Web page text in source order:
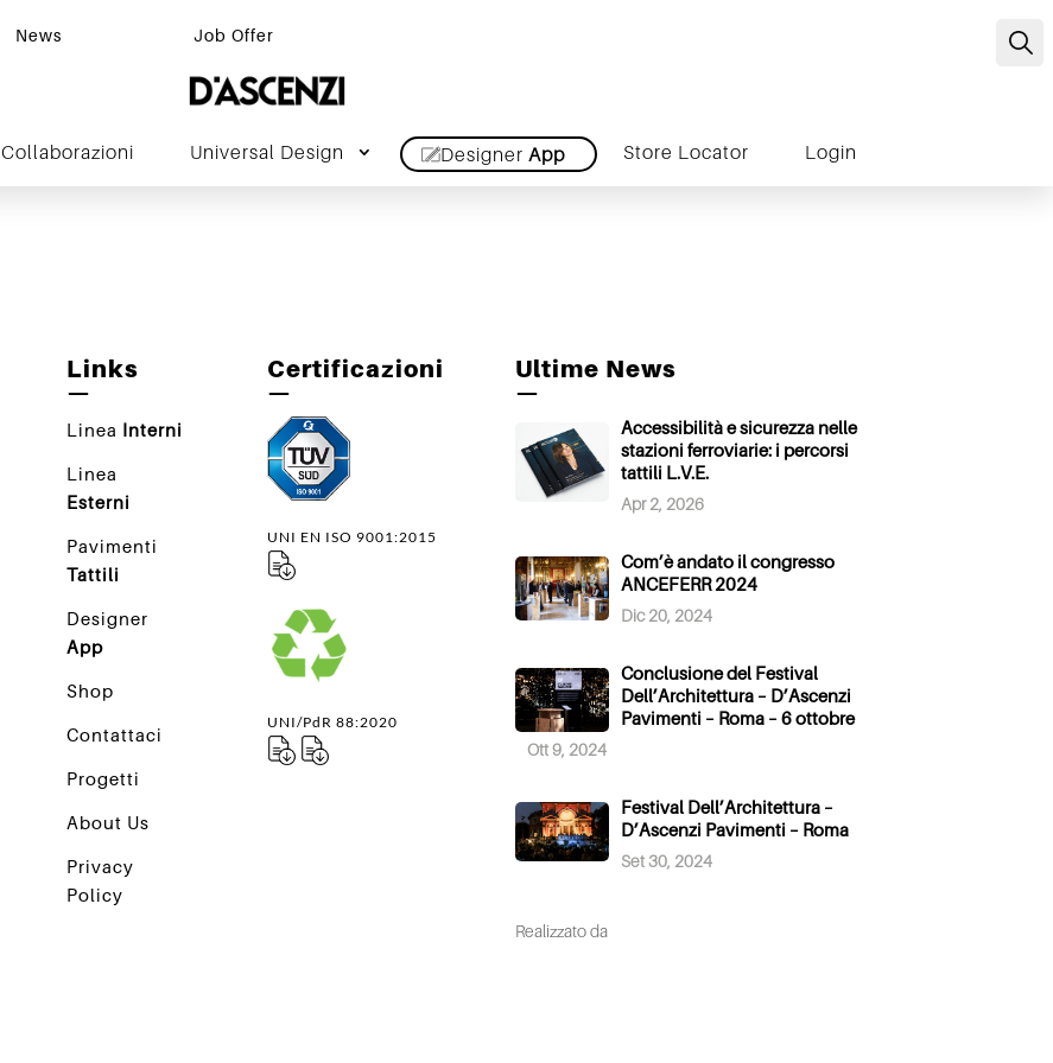
News Job Offer
Collaborazioni Universal Design Designer App Store Locator Login
Links
—
Linea Interni
Linea
Esterni
Pavimenti
Tattili
Designer
App
Shop
Contattaci
Progetti
About Us
Privacy
Policy
Certificazioni
—
UNI EN ISO 9001:2015
UNI/PdR 88:2020
Ultime News
—
Accessibilità e sicurezza nelle
stazioni ferroviarie: i percorsi
tattili L.V.E.
Apr 2, 2026
Com’è andato il congresso
ANCEFERR 2024
Dic 20, 2024
Conclusione del Festival
Dell’Architettura – D’Ascenzi
Pavimenti – Roma – 6 ottobre
Ott 9, 2024
Festival Dell’Architettura –
D’Ascenzi Pavimenti – Roma
Set 30, 2024
Realizzato da